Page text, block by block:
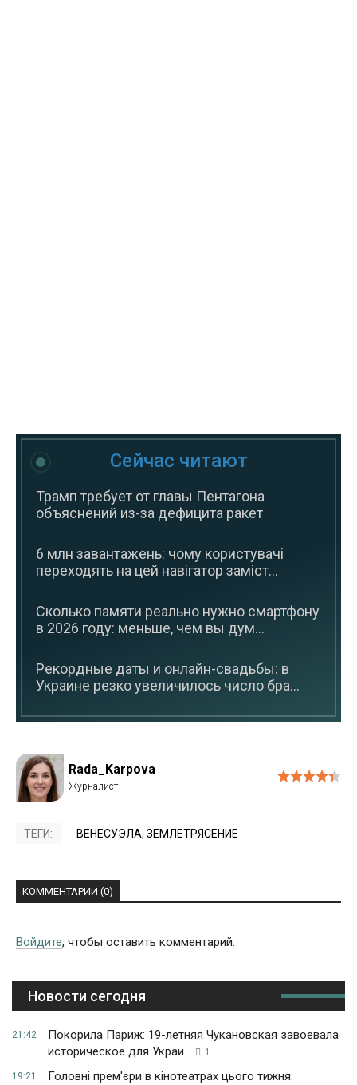
Сейчас читают
Трамп требует от главы Пентагона
объяснений из-за дефицита ракет
6 млн завантажень: чому користувачі
переходять на цей навігатор заміст...
Сколько памяти реально нужно смартфону
в 2026 году: меньше, чем вы дум...
Рекордные даты и онлайн-свадьбы: в
Украине резко увеличилось число бра...
Rada_Karpova
ТЕГИ: ВЕНЕСУЭЛА, ЗЕМЛЕТРЯСЕНИЕ
КОММЕНТАРИИ (0)
Войдите, чтобы оставить комментарий.
Новости сегодня
21:42
Покорила Париж: 19-летняя Чукановская завоевала
историческое для Украи...
1
19:21
Головні прем'єри в кінотеатрах цього тижня: